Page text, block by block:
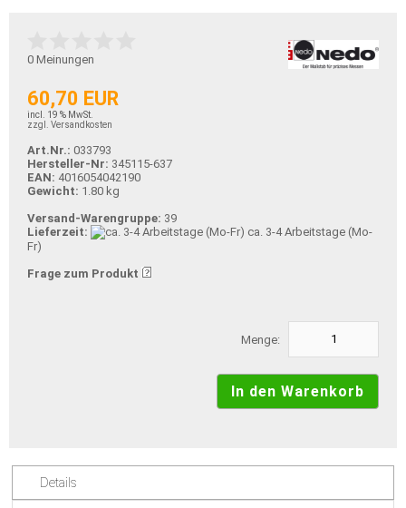
0 Meinungen
60,70 EUR
incl. 19 % MwSt.
zzgl. Versandkosten
Art.Nr.: 033793
Hersteller-Nr: 345115-637
EAN: 4016054042190
Gewicht: 1.80 kg
Versand-Warengruppe: 39
Lieferzeit:
ca. 3-4 Arbeitstage (Mo-
Fr)
Frage zum Produkt
Menge:
Details